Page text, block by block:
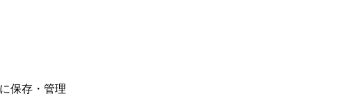
保存・管理